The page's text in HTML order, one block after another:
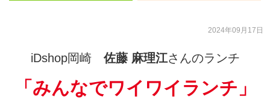
2024年09月17日
iDshop岡崎 佐藤 麻理江さんのランチ
「 みんなでワイワイランチ 」